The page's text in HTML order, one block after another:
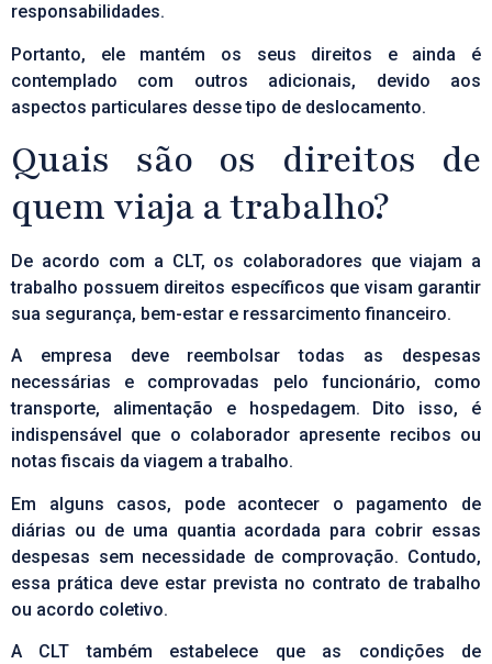
responsabilidades.
Portanto, ele mantém os seus direitos e ainda é
contemplado com outros adicionais, devido aos
aspectos particulares desse tipo de deslocamento.
Quais são os direitos de
quem viaja a trabalho?
De acordo com a CLT, os colaboradores que viajam a
trabalho possuem direitos específicos que visam garantir
sua segurança, bem-estar e ressarcimento financeiro.
A empresa deve reembolsar todas as despesas
necessárias e comprovadas pelo funcionário, como
transporte, alimentação e hospedagem. Dito isso, é
indispensável que o colaborador apresente recibos ou
notas fiscais da viagem a trabalho.
Em alguns casos, pode acontecer o pagamento de
diárias ou de uma quantia acordada para cobrir essas
despesas sem necessidade de comprovação. Contudo,
essa prática deve estar prevista no contrato de trabalho
ou acordo coletivo.
A CLT também estabelece que as condições de